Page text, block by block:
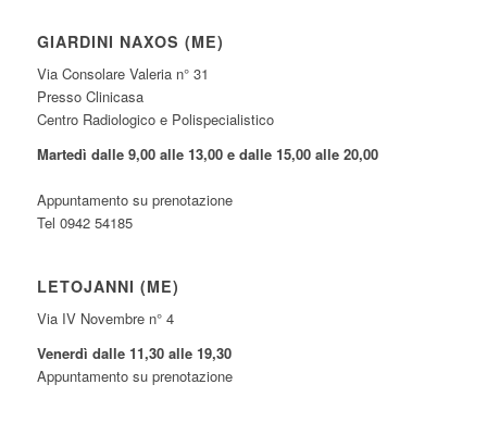
GIARDINI NAXOS (ME)
Via Consolare Valeria n° 31
Presso Clinicasa
Centro Radiologico e Polispecialistico
Martedì dalle 9,00 alle 13,00 e dalle 15,00 alle 20,00
Appuntamento su prenotazione
Tel 0942 54185
LETOJANNI (ME)
Via IV Novembre n° 4
Venerdì dalle 11,30 alle 19,30
Appuntamento su prenotazione